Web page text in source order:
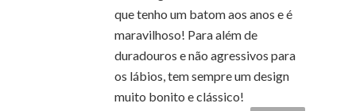
que tenho um batom aos anos e é
maravilhoso! Para além de
duradouros e não agressivos para
os lábios, tem sempre um design
muito bonito e clássico!